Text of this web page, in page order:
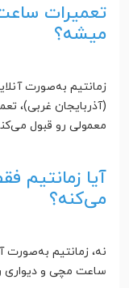
تعمیرات
میشه؟
زمانتیم به‌صورت
(آذربایجان غربی)،
معمولی رو قبول
آیا زمانتیم
می‌کنه؟
نه، زمانتیم به‌صورت
ساعت مچی و دیواری